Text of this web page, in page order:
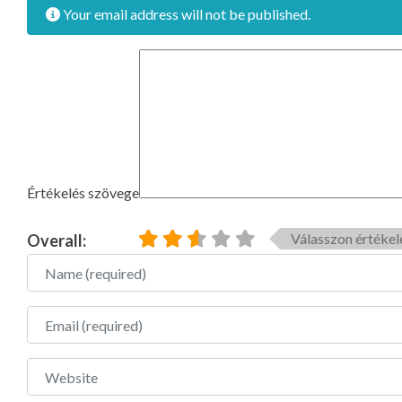
Your email address will not be published.
Értékelés szövege
Overall:
Válasszon
Name
Email
Website